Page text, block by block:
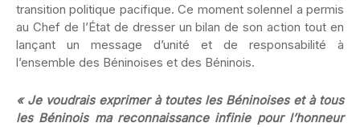
transition politique pacifique. Ce moment solennel a permis
au Chef de l’État de dresser un bilan de son action tout en
lançant un message d’unité et de responsabilité à
l’ensemble des Béninoises et des Béninois.
« Je voudrais exprimer à toutes les Béninoises et à tous
les Béninois ma reconnaissance infinie pour l’honneur